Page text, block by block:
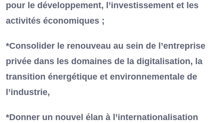
pour le développement, l’investissement et les
activités économiques ;
*Consolider le renouveau au sein de l’entreprise
privée dans les domaines de la digitalisation, la
transition énergétique et environnementale de
l’industrie,
*Donner un nouvel élan à l’internationalisation